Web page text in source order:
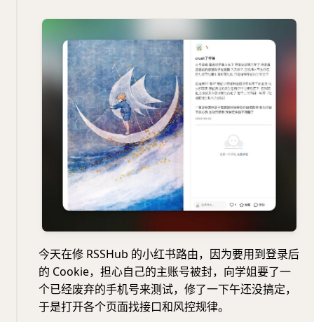
今天在修 RSSHub 的小红书路由，因为要用到登录后
的 Cookie，担心自己的主账号被封，向学姐要了一
个已经废弃的手机号来测试，修了一下午还没搞定，
于是打开各个页面找接口和风控规律。